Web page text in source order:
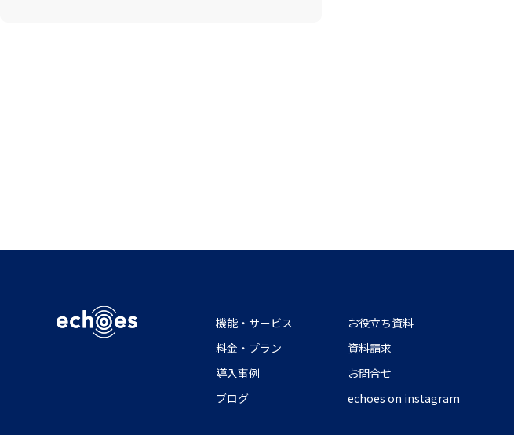
機能・サービス
料金・プラン
導入事例
ブログ
お役立ち資料
資料請求
お問合せ
echoes on instagram